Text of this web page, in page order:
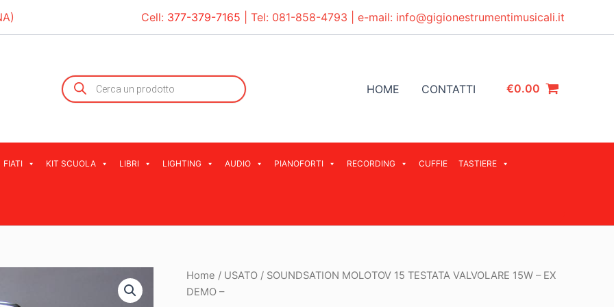
Cell: 377-379-7165 | Tel: 081-858-4793 | e-mail: info@gigionestrumentimusicali.it
Products
search
HOME CONTATTI €0.00
FIATI KIT SCUOLA LIBRI LIGHTING AUDIO PIANOFORTI RECORDING CUFFIE TASTIERE
Home / USATO / SOUNDSATION MOLOTOV 15 TESTATA VALVOLARE 15W – EX
DEMO –